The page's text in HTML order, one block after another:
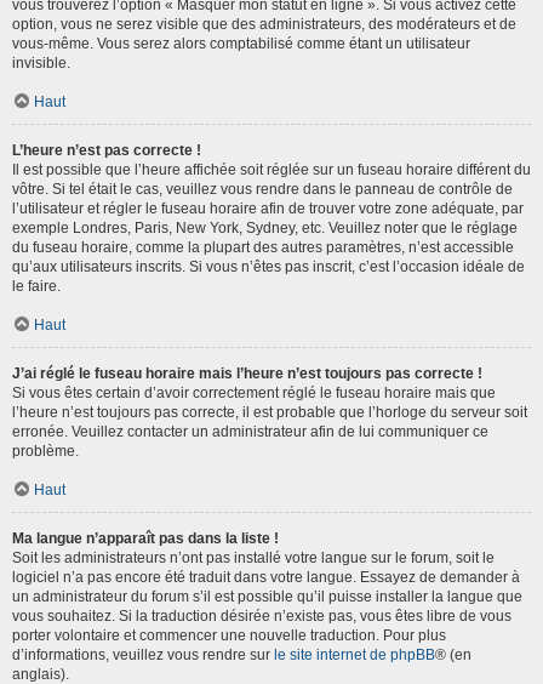
vous trouverez l’option « Masquer mon statut en ligne ». Si vous activez cette
option, vous ne serez visible que des administrateurs, des modérateurs et de
vous-même. Vous serez alors comptabilisé comme étant un utilisateur
invisible.
Haut
L’heure n’est pas correcte !
Il est possible que l’heure affichée soit réglée sur un fuseau horaire différent du
vôtre. Si tel était le cas, veuillez vous rendre dans le panneau de contrôle de
l’utilisateur et régler le fuseau horaire afin de trouver votre zone adéquate, par
exemple Londres, Paris, New York, Sydney, etc. Veuillez noter que le réglage
du fuseau horaire, comme la plupart des autres paramètres, n’est accessible
qu’aux utilisateurs inscrits. Si vous n’êtes pas inscrit, c’est l’occasion idéale de
le faire.
Haut
J’ai réglé le fuseau horaire mais l’heure n’est toujours pas correcte !
Si vous êtes certain d’avoir correctement réglé le fuseau horaire mais que
l’heure n’est toujours pas correcte, il est probable que l’horloge du serveur soit
erronée. Veuillez contacter un administrateur afin de lui communiquer ce
problème.
Haut
Ma langue n’apparaît pas dans la liste !
Soit les administrateurs n’ont pas installé votre langue sur le forum, soit le
logiciel n’a pas encore été traduit dans votre langue. Essayez de demander à
un administrateur du forum s’il est possible qu’il puisse installer la langue que
vous souhaitez. Si la traduction désirée n’existe pas, vous êtes libre de vous
porter volontaire et commencer une nouvelle traduction. Pour plus
d’informations, veuillez vous rendre sur le site internet de phpBB® (en
anglais).